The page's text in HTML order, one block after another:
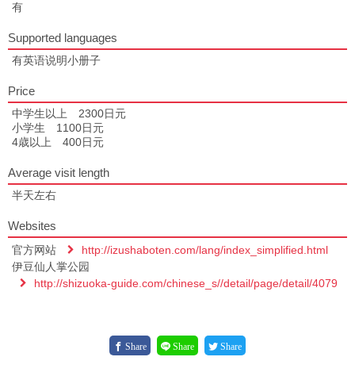
有
Supported languages
有英语说明小册子
Price
中学生以上 2300日元
小学生 1100日元
4歳以上 400日元
Average visit length
半天左右
Websites
官方网站
http://izushaboten.com/lang/index_simplified.html
伊豆仙人掌公园
http://shizuoka-guide.com/chinese_s//detail/page/detail/4079
Share Share Share